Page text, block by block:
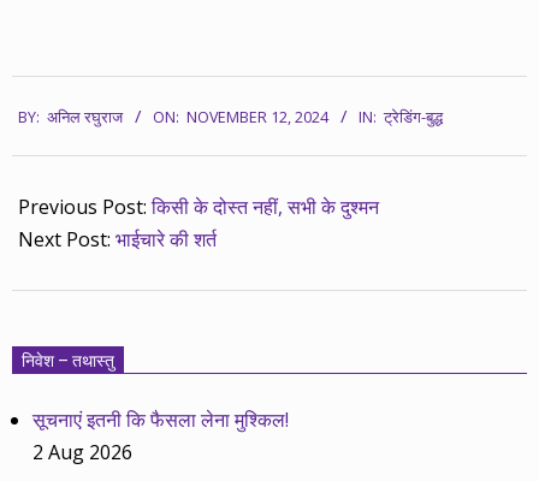
11-
12
BY: अनिल रघुराज ON: NOVEMBER 12, 2024 IN: ट्रेडिंग-बुद्ध
Previous Post:किसी के दोस्त नहीं, सभी के दुश्मन
Next Post: भाईचारे की शर्त
निवेश – तथास्तु
सूचनाएं इतनी कि फैसला लेना मुश्किल!
2 Aug 2026